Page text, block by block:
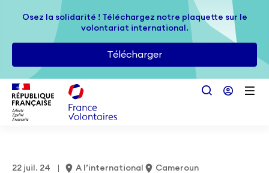
Passer au contenu principal
Osez la solidarité ! Téléchargez notre plaquette sur le
volontariat international.
Télécharger
Osez la solidarité ! Téléchargez notre plaquette sur le
volontariat international.
Télécharger
22 juil. 24 A l’international Cameroun